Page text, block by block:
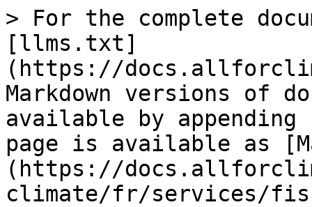
> For the complete
[llms.txt]
(https://
Markdown versions of
available by
page is available as
(https://
climate/fr/services/